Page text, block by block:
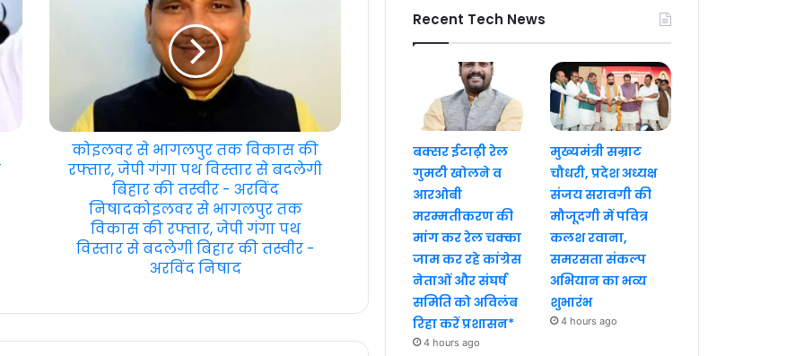
कोइलवर से भागलपुर तक विकास की
रफ्तार, जेपी गंगा पथ विस्तार से बदलेगी
बिहार की तस्वीर - अरविंद
निषादकोइलवर से भागलपुर तक
विकास की रफ्तार, जेपी गंगा पथ
विस्तार से बदलेगी बिहार की तस्वीर -
अरविंद निषाद
Recent Tech News
बक्सर ईटाढ़ी रेल
गुमटी खोलने व
आरओबी
मरम्मतीकरण की
मांग कर रेल चक्का
जाम कर रहे कांग्रेस
नेताओं और संघर्ष
समिति को अविलंब
रिहा करें प्रशासन*
4 hours ago
मुख्यमंत्री सम्राट
चौधरी, प्रदेश अध्यक्ष
संजय सरावगी की
मौजूदगी में पवित्र
कलश रवाना,
समरसता संकल्प
अभियान का भव्य
शुभारंभ
4 hours ago